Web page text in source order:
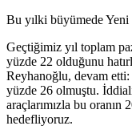
Bu yılki büyümede Yeni
Geçtiğimiz yıl toplam
yüzde 22 olduğunu
Reyhanoğlu, devam
yüzde 26 olmuştu.
araçlarımızla bu oranın
hedefliyoruz.